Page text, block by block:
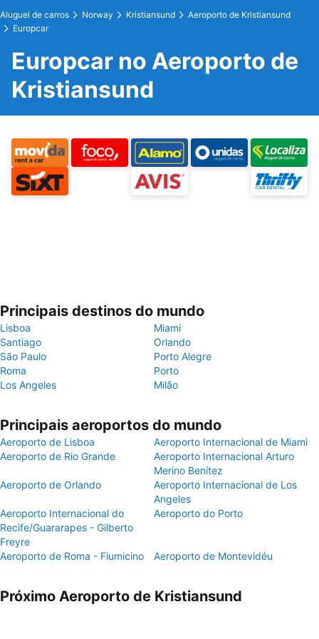
Aluguel de carros Norway Kristiansund
Aeroporto de Kristiansund
Europcar
Europcar no Aeroporto de
Kristiansund
Principais destinos do mundo
Lisboa
Miami
Santiago
Orlando
São Paulo
Porto Alegre
Roma
Porto
Los Angeles
Milão
Principais aeroportos do mundo
Aeroporto de Lisboa
Aeroporto Internacional de Miami
Aeroporto de Rio Grande
Aeroporto Internacional Arturo
Merino Benítez
Aeroporto de Orlando
Aeroporto Internacional de Los
Angeles
Aeroporto Internacional do
Recife/Guararapes - Gilberto
Freyre
Aeroporto do Porto
Aeroporto de Roma - Fiumicino Aeroporto de Montevidéu
Próximo Aeroporto de Kristiansund